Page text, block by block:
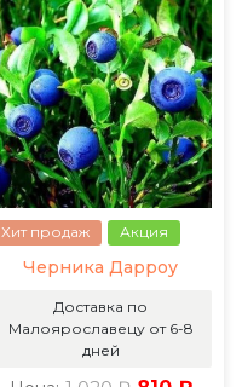
Хит продаж Акция
Черника Дарроу
Доставка по
Малоярославецу от 6-8
дней